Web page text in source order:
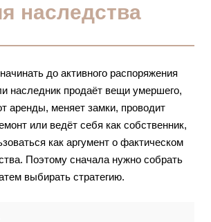
наследства
до активного распоряжения
наследник продаёт вещи умершего,
аренды, меняет замки, проводит
или ведёт себя как собственник,
как аргумент о фактическом
Поэтому сначала нужно собрать
выбирать стратегию.